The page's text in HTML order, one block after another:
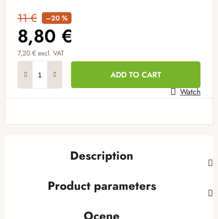
11 € –20 %
8,80 €
7,20 € excl. VAT
ADD TO CART
Watch
Description
Product parameters